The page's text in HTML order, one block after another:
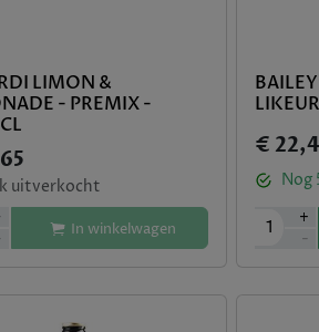
LIMON &
- PREMIX -
uitverkocht
In winkelwagen
€
Nog
1
+
-